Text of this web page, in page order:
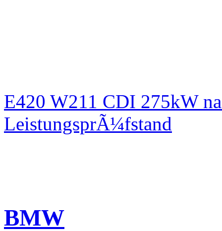
E420 W211 CDI 275kW
LeistungsprÃ¼fstand
BMW